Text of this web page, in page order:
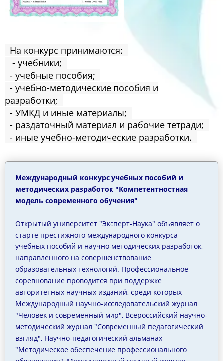
На конкурс принимаются:
- учебники;
- учебные пособия;
- учебно-методические пособия и
разработки;
- УМКД и иные материалы;
- раздаточный материал и рабочие тетради;
- иные учебно-методические разработки.
Международный конкурс учебных пособий и
методических разработок "Компетентностная
модель современного обучения"
Открытый университет "Эксперт-Наука" объявляет о
старте престижного международного конкурса
учебных пособий и научно-методических разработок,
направленного на совершенствование
образовательных технологий. Профессиональное
соревнование проводится при поддержке
авторитетных научных изданий, среди которых
Международный научно-исследовательский журнал
"Человек и современный мир", Всероссийский научно-
методический журнал "Современный педагогический
взгляд", Научно-педагогический альманах
"Методическое обеспечение профессионального